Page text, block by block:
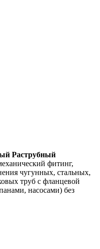
Раструбный
фитинг,
чугунных, стальных,
труб с фланцевой
насосами) без